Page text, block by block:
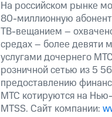
На российском рынке
80-миллионную
ТВ-вещанием –
средах – более девяти
услугами дочернего
розничной сетью из 5
предоставлению
МТС котируются на
MTSS. Сайт компании: